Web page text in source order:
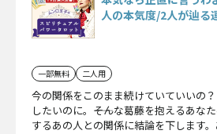
人の本気度/2人が辿る
一部無料 二人用
今の関係をこのまま続けていていいの
したいのに。――そんな葛藤を抱えるあな
するあの人との関係に結論を下します